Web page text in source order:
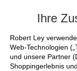
Ihre
Robert Ley
Web-Technologien
und unsere Partner
Shoppingerlebnis